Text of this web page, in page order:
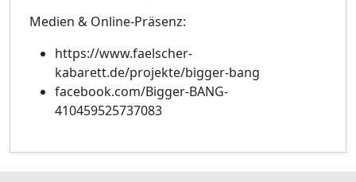
Medien & Online-Präsenz:
https://www.faelscher-
kabarett.de/projekte/bigger-bang
facebook.com/Bigger-BANG-
410459525737083